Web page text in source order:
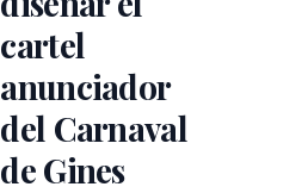
cartel
anunciador
del Carnaval
de Gines